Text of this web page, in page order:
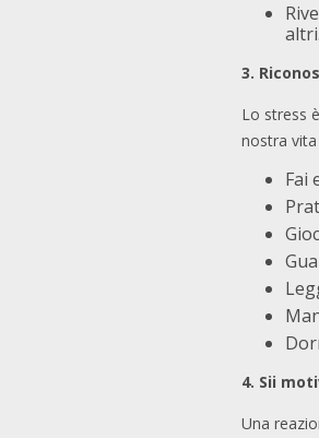
altri.
3.
Lo stress
nostra
Fai
4. Sii
Una